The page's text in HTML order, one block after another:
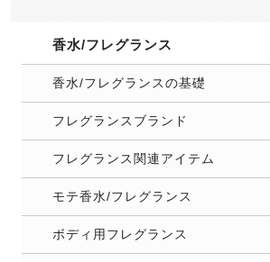
香水/フレグランス
香水/フレグランスの基礎
フレグランスブランド
フレグランス関連アイテム
モテ香水/フレグランス
ボディ用フレグランス